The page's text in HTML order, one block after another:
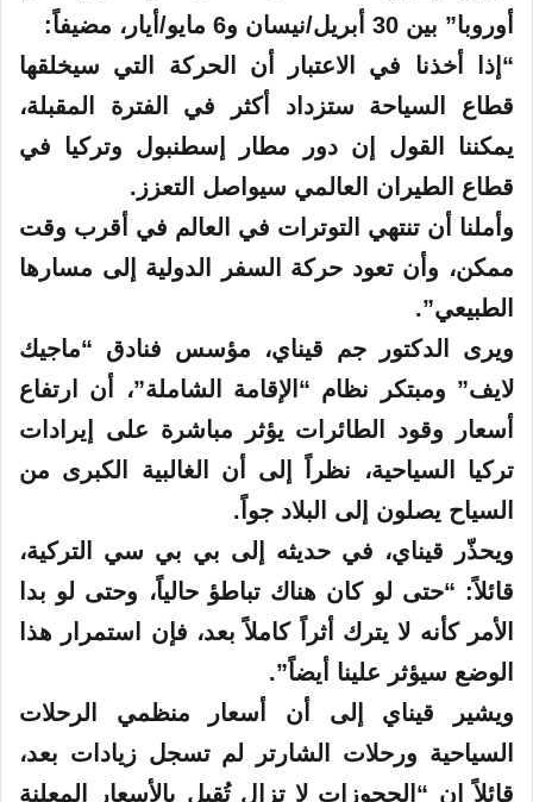
أوروبا” بين 30 أبريل/نيسان و6 مايو/أيار، مضيفاً:
“إذا أخذنا في الاعتبار أن الحركة التي سيخلقها
قطاع السياحة ستزداد أكثر في الفترة المقبلة،
يمكننا القول إن دور مطار إسطنبول وتركيا في
قطاع الطيران العالمي سيواصل التعزز.
وأملنا أن تنتهي التوترات في العالم في أقرب وقت
ممكن، وأن تعود حركة السفر الدولية إلى مسارها
الطبيعي”.
ويرى الدكتور جم قيناي، مؤسس فنادق “ماجيك
لايف” ومبتكر نظام “الإقامة الشاملة”، أن ارتفاع
أسعار وقود الطائرات يؤثر مباشرة على إيرادات
تركيا السياحية، نظراً إلى أن الغالبية الكبرى من
السياح يصلون إلى البلاد جواً.
ويحذّر قيناي، في حديثه إلى بي بي سي التركية،
قائلاً: “حتى لو كان هناك تباطؤ حالياً، وحتى لو بدا
الأمر كأنه لا يترك أثراً كاملاً بعد، فإن استمرار هذا
الوضع سيؤثر علينا أيضاً”.
ويشير قيناي إلى أن أسعار منظمي الرحلات
السياحية ورحلات الشارتر لم تسجل زيادات بعد،
قائلاً إن “الحجوزات لا تزال تُقبل بالأسعار المعلنة